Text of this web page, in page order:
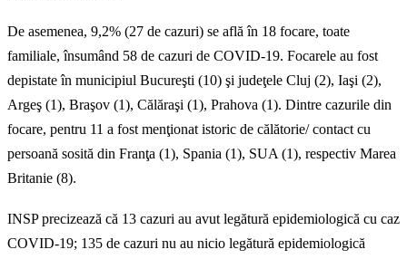
De asemenea, 9,2% (27 de cazuri) se află în 18 focare, toate
familiale, însumând 58 de cazuri de COVID-19. Focarele au fost
depistate în municipiul Bucureşti (10) şi judeţele Cluj (2), Iaşi (2),
Argeş (1), Braşov (1), Călăraşi (1), Prahova (1). Dintre cazurile din
focare, pentru 11 a fost menţionat istoric de călătorie/ contact cu
persoană sosită din Franţa (1), Spania (1), SUA (1), respectiv Marea
Britanie (8).
INSP precizează că 13 cazuri au avut legătură epidemiologică cu caz
COVID-19; 135 de cazuri nu au nicio legătură epidemiologică